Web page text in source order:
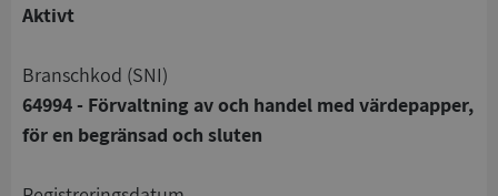
Aktivt
branschkod (SNI)
64994 - Förvaltning av och handel med värdepapper,
för en begränsad och sluten